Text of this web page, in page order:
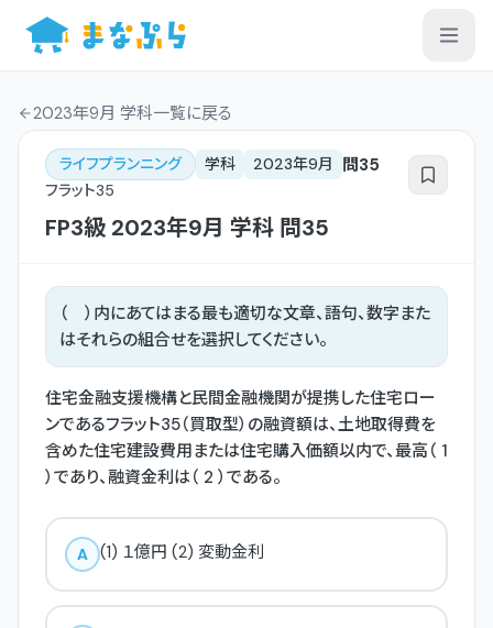
2023年9月 学科一覧に戻る
ライフプランニング 学科 2023年9月 問35
フラット35
FP3級 2023年9月 学科 問35
（ ）内にあてはまる最も適切な文章、語句、数字また
はそれらの組合せを選択してください。
住宅金融支援機構と民間金融機関が提携した住宅ロー
ンであるフラット35（買取型）の融資額は、土地取得費を
含めた住宅建設費用または住宅購入価額以内で、最高（ 1
）であり、融資金利は（ 2 ）である。
A (1) １億円 (2) 変動金利